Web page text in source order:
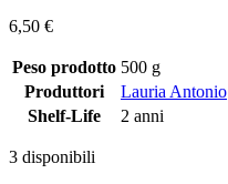
6,50 €
Peso prodotto 500 g
Produttori
Lauria Antonio
Shelf-Life
2 anni
3 disponibili